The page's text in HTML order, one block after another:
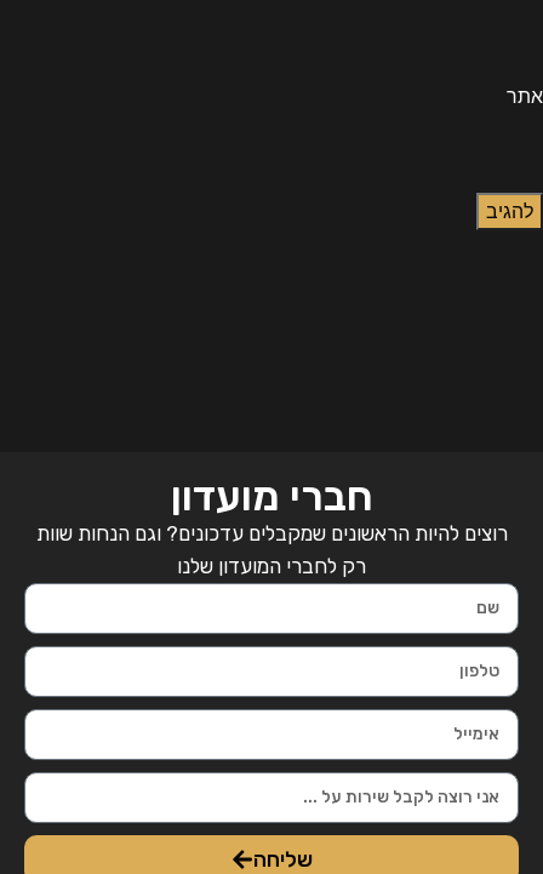
אתר
חברי מועדון
רוצים להיות הראשונים שמקבלים עדכונים? וגם הנחות שוות
רק לחברי המועדון שלנו
שליחה